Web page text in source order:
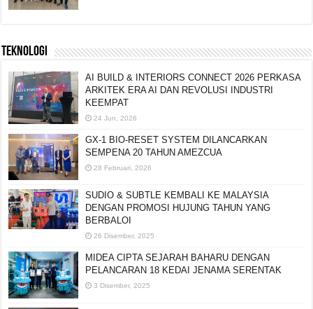
TEKNOLOGI
AI BUILD & INTERIORS CONNECT 2026 PERKASA
ARKITEK ERA AI DAN REVOLUSI INDUSTRI
KEEMPAT
24 Jun, 2026
GX-1 BIO-RESET SYSTEM DILANCARKAN
SEMPENA 20 TAHUN AMEZCUA
28 Februari, 2026
SUDIO & SUBTLE KEMBALI KE MALAYSIA
DENGAN PROMOSI HUJUNG TAHUN YANG
BERBALOI
26 Disember, 2025
MIDEA CIPTA SEJARAH BAHARU DENGAN
PELANCARAN 18 KEDAI JENAMA SERENTAK
3 Disember, 2025